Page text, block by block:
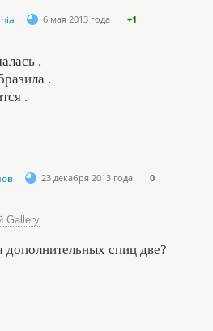
6 мая 2013 года +1
.
.
.
23 декабря 2013 года 0
Gallery
дополнительных спиц две?